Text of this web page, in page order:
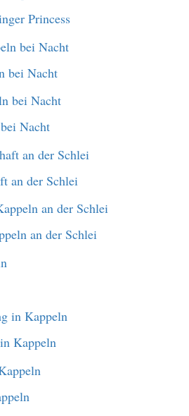
Princess
bei Nacht
Nacht
an der Schlei
an der Schlei
Kappeln